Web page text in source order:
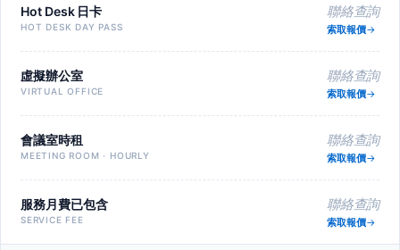
Hot Desk 日卡
HOT DESK DAY PASS
聯絡查詢
索取報價
虛擬辦公室
VIRTUAL OFFICE
聯絡查詢
索取報價
會議室時租
MEETING ROOM · HOURLY
聯絡查詢
索取報價
服務月費已包含
SERVICE FEE
聯絡查詢
索取報價